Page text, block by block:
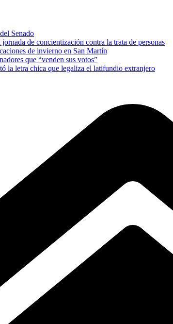
Senado
de concientización contra la trata de personas
de invierno en San Martín
que “venden sus votos”
la letra chica que legaliza el latifundio extranjero